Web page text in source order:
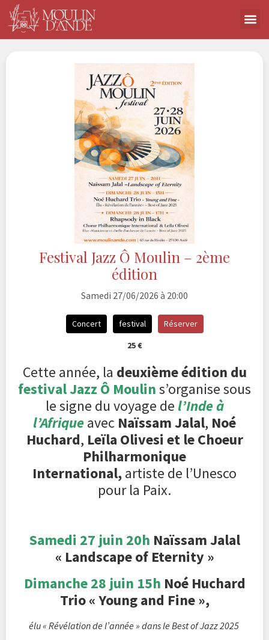
Festival Jazz Ô Moulin – 2ème
édition
Samedi 27/06/2026 à 20:00
Concert festival
Réserver
25 €
Cette année, la deuxième édition du
festival Jazz Ô Moulins’organise sous
le signe du voyage de l’Inde à
l’Afriqueavec Naïssam Jalal, Noé
Huchard, Leïla Olivesi et le Choeur
Philharmonique
International,artiste de l’Unesco
pour la Paix.
Samedi 27 juin 20h Naïssam Jalal
« Landscape of Eternity »
Dimanche 28 juin 15h Noé Huchard
Trio « Young and Fine »,
élu « Révélation de l’année » dans le Best of Jazz 2025